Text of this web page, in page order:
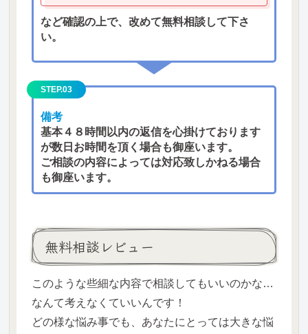
など確認の上で、改めて無料相談して下さ
い。
STEP.03
備考
基本４８時間以内の返信を心掛けております
が数日お時間を頂く場合も御座います。
ご相談の内容によっては対応致しかねる場合
も御座います。
無料相談レビュー
このような些細な内容で相談してもいいのかな…
なんて考えなくていいんです！
どの様な悩み事でも、あなたにとっては大きな悩